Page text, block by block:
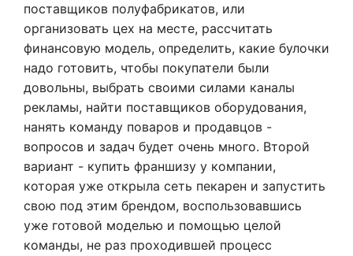
поставщиков полуфабрикатов, или
организовать цех на месте, рассчитать
финансовую модель, определить, какие булочки
надо готовить, чтобы покупатели были
довольны, выбрать своими силами каналы
рекламы, найти поставщиков оборудования,
нанять команду поваров и продавцов -
вопросов и задач будет очень много. Второй
вариант - купить франшизу у компании,
которая уже открыла сеть пекарен и запустить
свою под этим брендом, воспользовавшись
уже готовой моделью и помощью целой
команды, не раз проходившей процесс